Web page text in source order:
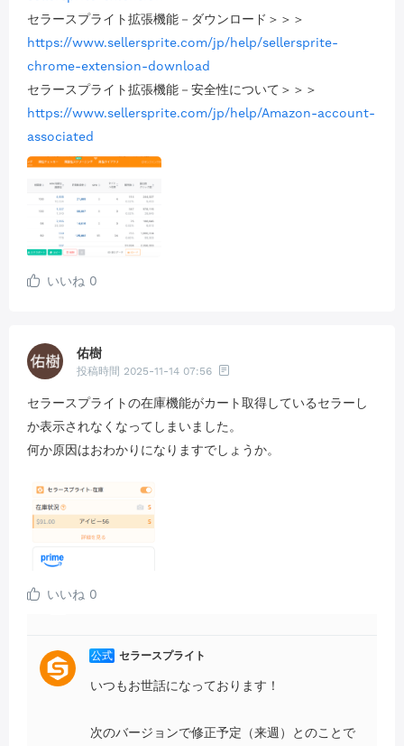
セラースプライト拡張機能－ダウンロード＞＞＞
https://www.sellersprite.com/jp/help/sellersprite-
chrome-extension-download
セラースプライト拡張機能－安全性について＞＞＞
https://www.sellersprite.com/jp/help/Amazon-account-
associated
いいね 0
佑樹
投稿時間 2025-11-14 07:56
セラースプライトの在庫機能がカート取得しているセラーし
か表示されなくなってしまいました。
何か原因はおわかりになりますでしょうか。
いいね 0
公式 セラースプライト
いつもお世話になっております！
次のバージョンで修正予定（来週）とのことで